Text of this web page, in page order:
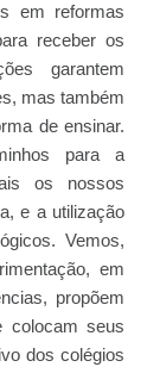
em reformas
receber os
garantem
mas também
de ensinar.
para a
os nossos
e a utilização
Vemos,
em
propõem
colocam seus
dos colégios